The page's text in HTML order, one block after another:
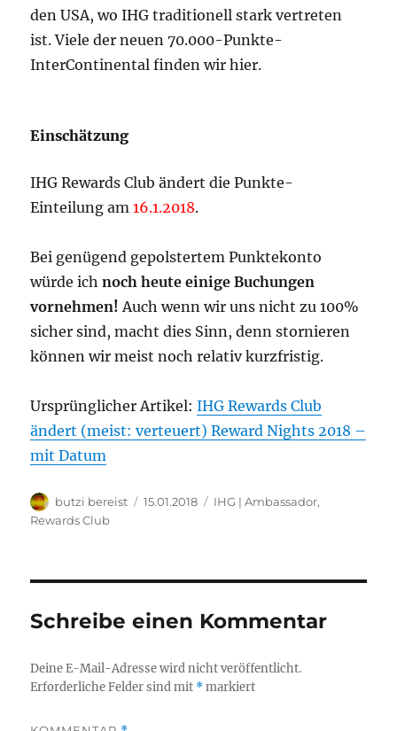
den USA, wo IHG traditionell stark vertreten
ist. Viele der neuen 70.000-Punkte-
InterContinental finden wir hier.
Einschätzung
IHG Rewards Club ändert die Punkte-
Einteilung am16.1.2018.
Bei genügend gepolstertem Punktekonto
würde ichnoch heute einige Buchungen
vornehmen! Auch wenn wir uns nicht zu 100%
sicher sind, macht dies Sinn, denn stornieren
können wir meist noch relativ kurzfristig.
Ursprünglicher Artikel:IHG Rewards Club
ändert (meist: verteuert) Reward Nights 2018 –
mit Datum
Autor
butzi bereist
Veröffentlicht
15.01.2018 Kategorien
IHG | Ambassador,
Rewards Club
Schreibe einen Kommentar
Deine E-Mail-Adresse wird nicht veröffentlicht.
Erforderliche Felder sind mit *markiert